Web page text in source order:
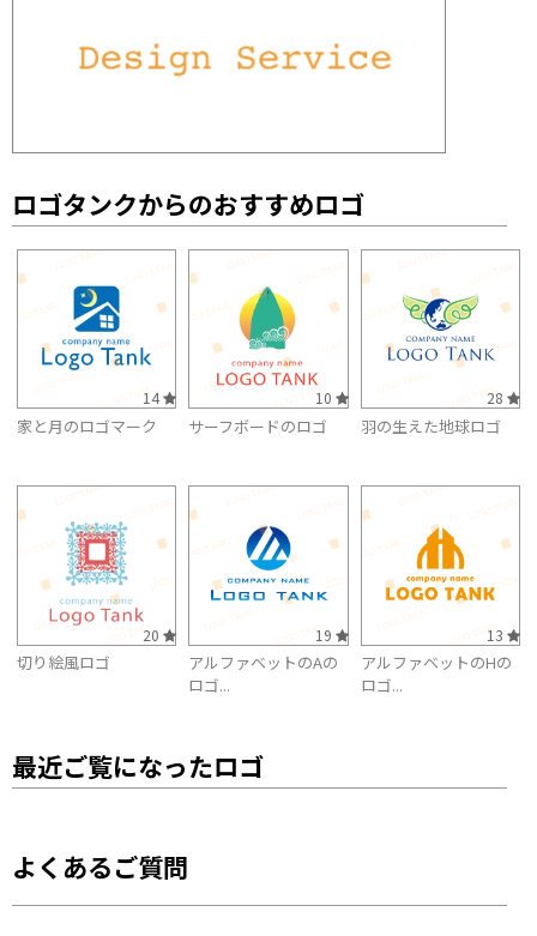
ロゴタンクからのおすすめロゴ
14
家と月のロゴマーク
10
サーフボードのロゴ
28
羽の生えた地球ロゴ
20
切り絵風ロゴ
19
アルファベットのAの
ロゴ...
13
アルファベットのHの
ロゴ...
最近ご覧になったロゴ
よくあるご質問